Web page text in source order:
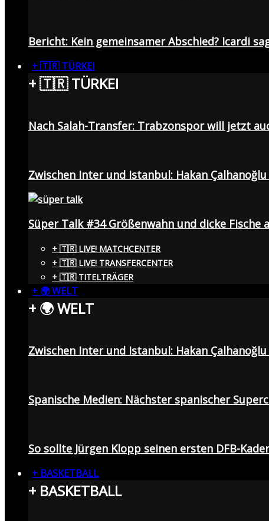
Bericht: Kein gemeinsamer Abschied? Icardi
+ 🇹🇷 TÜRKEI
+ 🇹🇷 TÜRKEI
Nach Salah-Transfer: Trabzonspor will jetzt
Zwischen Inter und Istanbul: Hakan
Süper Talk #34 Größenwahn und dicke Fische
+ 🇹🇷 LIVE! MATCHCENTER
+ 🇹🇷 LIVE! TRANSFERCENTER
+ 🇹🇷 TITELTRÄGER
+ 🌍 WELT
+ 🌍 WELT
Zwischen Inter und Istanbul: Hakan
Spanische Medien: Nächster spanischer
So sollte Jürgen Klopp seinen ersten DFB-
+ BASKETBALL
+ BASKETBALL